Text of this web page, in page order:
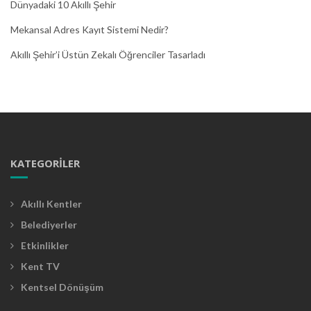
Dünyadaki 10 Akıllı Şehir
Mekansal Adres Kayıt Sistemi Nedir?
Akıllı Şehir’i Üstün Zekalı Öğrenciler Tasarladı
KATEGORILER
Akıllı Kentler
Belediyerler
Etkinlikler
Kent TV
Kentsel Dönüşüm